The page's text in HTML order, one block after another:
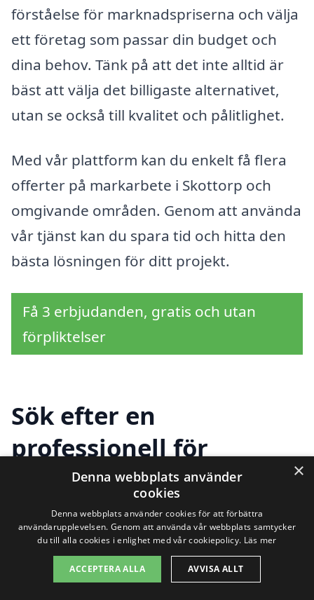
förståelse för marknadspriserna och välja
ett företag som passar din budget och
dina behov. Tänk på att det inte alltid är
bäst att välja det billigaste alternativet,
utan se också till kvalitet och pålitlighet.
Med vår plattform kan du enkelt få flera
offerter på markarbete i Skottorp och
omgivande områden. Genom att använda
vår tjänst kan du spara tid och hitta den
bästa lösningen för ditt projekt.
Få 3 erbjudanden, gratis och utan
förpliktelser
Sök efter en
professionell för
markarbete i andra
städer nära Skottorp
Att hitta rätt hjälp för markarbete i
×
Denna webbplats använder
cookies
Denna webbplats använder cookies för att förbättra
användarupplevelsen. Genom att använda vår webbplats samtycker
du till alla cookies i enlighet med vår cookiepolicy. Läs mer
ACCEPTERA ALLA AVVISA ALLT